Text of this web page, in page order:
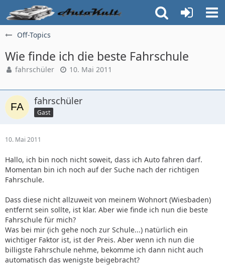
Off-Topics
Wie finde ich die beste Fahrschule
fahrschüler 10. Mai 2011
fahrschüler
Gast
10. Mai 2011
Hallo, ich bin noch nicht soweit, dass ich Auto fahren darf.
Momentan bin ich noch auf der Suche nach der richtigen
Fahrschule.
Dass diese nicht allzuweit von meinem Wohnort (Wiesbaden)
entfernt sein sollte, ist klar. Aber wie finde ich nun die beste
Fahrschule für mich?
Was bei mir (ich gehe noch zur Schule...) natürlich ein
wichtiger Faktor ist, ist der Preis. Aber wenn ich nun die
billigste Fahrschule nehme, bekomme ich dann nicht auch
automatisch das wenigste beigebracht?